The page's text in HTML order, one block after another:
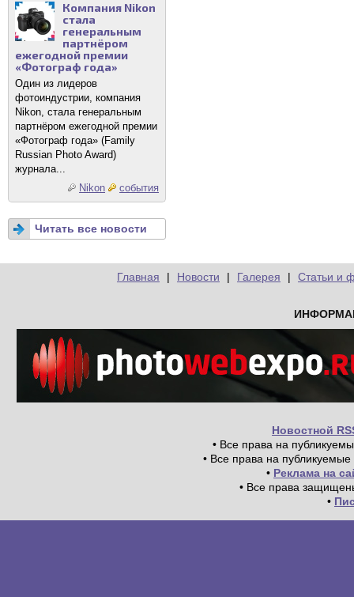
Компания Nikon
стала
генеральным
партнёром
ежегодной премии
«Фотограф года»
Один из лидеров
фотоиндустрии, компания
Nikon, стала генеральным
партнёром ежегодной премии
«Фотограф года» (Family
Russian Photo Award)
журнала...
Nikon
события
Читать все новости
Главная | Новости | Галерея | Статьи и
Новостной
• Все права на
• Все права на
• Реклама на
• Все права
•